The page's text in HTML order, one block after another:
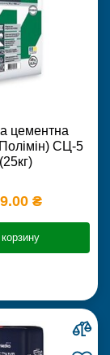
цементна
СЦ-5
(25кг)
₴